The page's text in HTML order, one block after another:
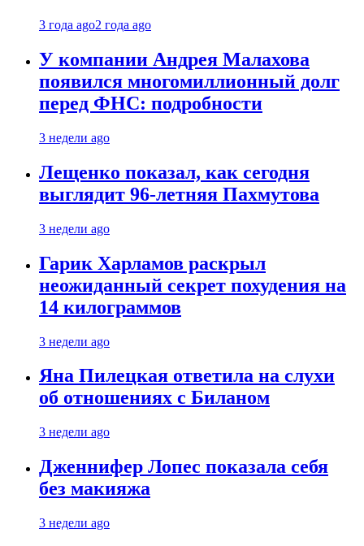
3 года ago2 года ago
У компании Андрея Малахова
появился многомиллионный долг
перед ФНС: подробности
3 недели ago
Лещенко показал, как сегодня
выглядит 96-летняя Пахмутова
3 недели ago
Гарик Харламов раскрыл
неожиданный секрет похудения на
14 килограммов
3 недели ago
Яна Пилецкая ответила на слухи
об отношениях с Биланом
3 недели ago
Дженнифер Лопес показала себя
без макияжа
3 недели ago